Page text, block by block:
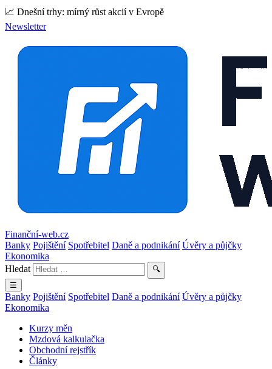
📈 Dnešní trhy: mírný růst akcií v Evropě
Newsletter
Finanční-web.cz
Banky Pojištění Spotřebitel Daně a podnikání Úvěry a půjčky
Ekonomika
Hledat
🔍
☰
Banky Pojištění Spotřebitel Daně a podnikání Úvěry a půjčky
Ekonomika
Kurzy měn
Mzdová kalkulačka
Obchodní rejstřík
Články